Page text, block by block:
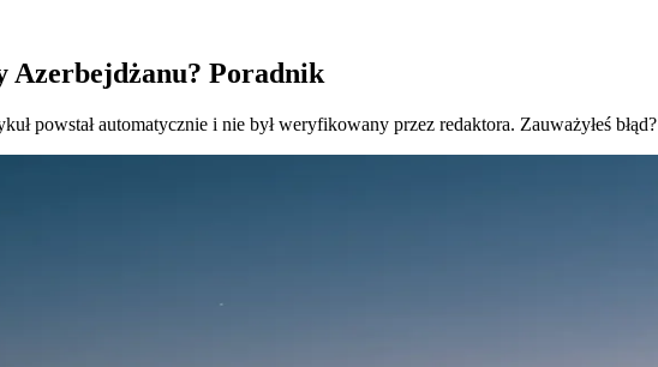
Azerbejdżanu? Poradnik
powstał automatycznie i nie był weryfikowany przez redaktora. Zauważyłeś błąd?